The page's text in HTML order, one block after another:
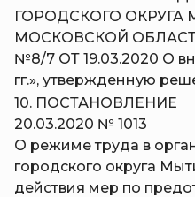
ГОРОДСКОГО
МОСКОВСКОЙ
№8/7 ОТ 19.03.2020 О
гг.», утвержденную
10. ПОСТАНОВЛЕНИЕ
20.03.2020 № 1013
О режиме труда в
городского округа
действия мер по